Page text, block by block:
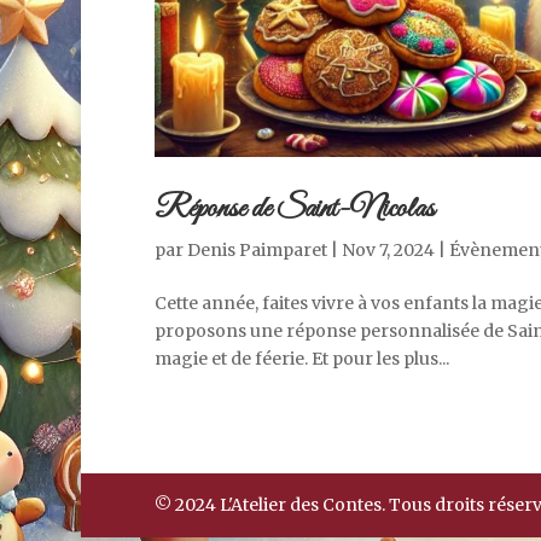
Réponse de Saint-Nicolas
par Denis Paimparet| Nov 7, 2024|
Cette année, faites vivre à vos enfants la
proposons une réponse personnalisée de
magie et de féerie. Et pour les plus...
© 2024 L'Atelier des Contes. Tous droits